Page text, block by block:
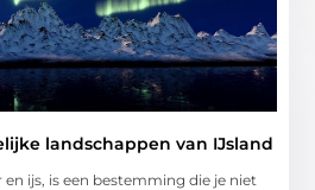
landschappen van IJsland
ijs, is een bestemming die je niet